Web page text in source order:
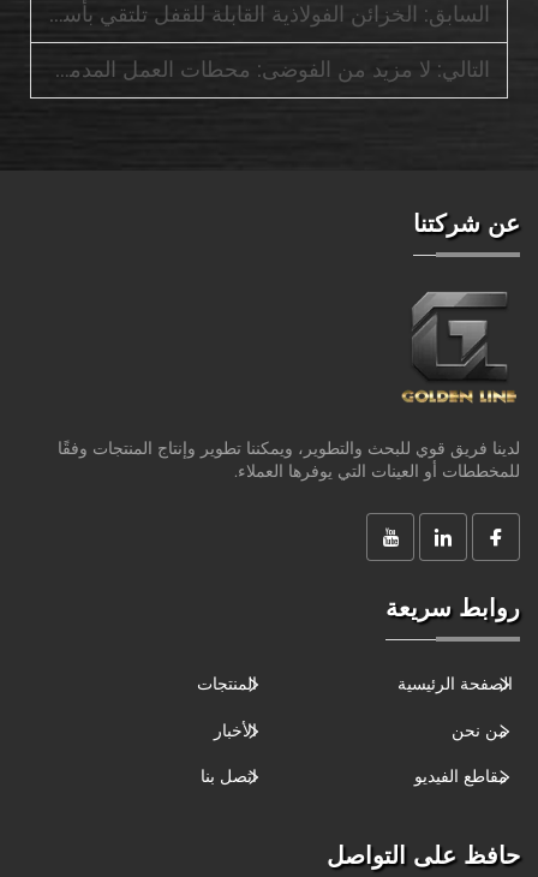
السابق: الخزائن الفولاذية القابلة للقفل تلتقي بأسطح العمل المتنقلة في نظام واحد من الدرجة الصناعية
التالي: لا مزيد من الفوضى: محطات العمل المدمجة مع تنظيم ذكي للأدراج في الداخل
عن شركتنا
لدينا فريق قوي للبحث والتطوير، ويمكننا تطوير وإنتاج المنتجات وفقًا
للمخططات أو العينات التي يوفرها العملاء.
روابط سريعة
الصفحة الرئيسية المنتجات
من نحن الأخبار
مقاطع الفيديو اتصل بنا
حافظ على التواصل